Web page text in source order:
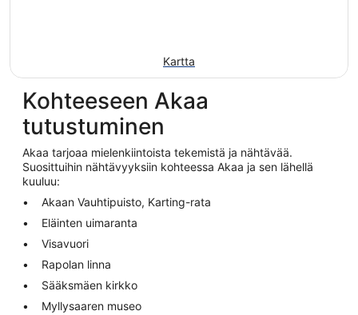
Kartta
Kohteeseen Akaa
tutustuminen
Akaa tarjoaa mielenkiintoista tekemistä ja nähtävää.
Suosittuihin nähtävyyksiin kohteessa Akaa ja sen lähellä
kuuluu:
Akaan Vauhtipuisto, Karting-rata
Eläinten uimaranta
Visavuori
Rapolan linna
Sääksmäen kirkko
Myllysaaren museo